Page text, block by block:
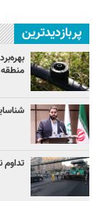
پربازدیدترین
منطقه ۲۲
تداوم نهضت